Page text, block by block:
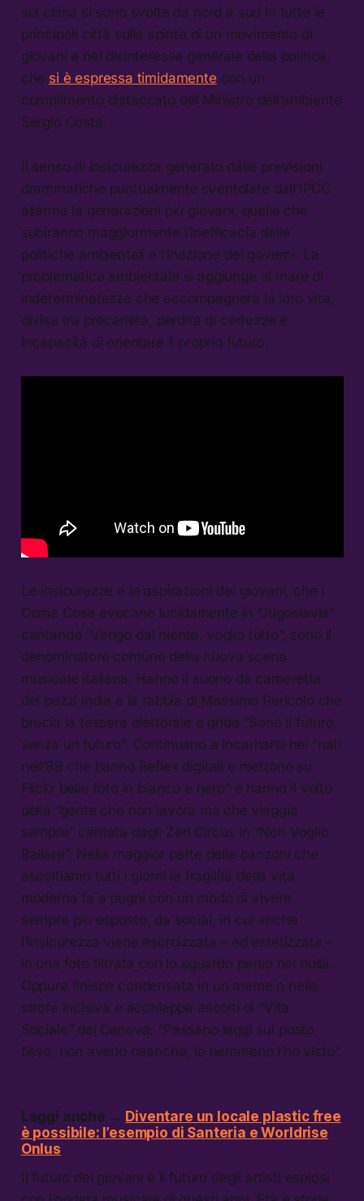
sul clima si sono svolte da nord a sud in tutte le
principali città sulla spinta di un movimento di
giovani e nel disinteresse generale della politica,
che si è espressa timidamente con un
complimento distaccato del Ministro dell’ambiente
Sergio Costa.
Il senso di insicurezza generato dalle previsioni
drammatiche puntualmente sventolate dall’IPCC
allarma le generazioni più giovani, quelle che
subiranno maggiormente l’inefficacia delle
politiche ambientali e l’inazione dei governi. La
problematica ambientale si aggiunge al mare di
indeterminatezza che accompagnerà la loro vita,
divisa tra precarietà, perdita di certezze e
incapacità di orientare il proprio futuro.
Le insicurezze e le aspirazioni dei giovani, che i
Coma Cose evocano lucidamente in “Jugoslavia”
cantando “Vengo dal niente, voglio tutto”, sono il
denominatore comune della nuova scena
musicale italiana. Hanno il suono da cameretta
dei pezzi indie e la rabbia di Massimo Pericolo che
brucia la tessera elettorale e grida “Sono il futuro,
senza un futuro”. Continuano a incarnarsi nei “nati
nell’89 che hanno Reflex digitali e mettono su
Flickr belle foto in bianco e nero” e hanno il volto
della “gente che non lavora ma che viaggia
sempre” cantata dagli Zen Circus in “Non Voglio
Ballare”. Nella maggior parte delle canzoni che
ascoltiamo tutti i giorni la fragilità della vita
moderna fa a pugni con un modo di vivere
sempre più esposto, da social, in cui anche
l’insicurezza viene esorcizzata – ed estetizzata –
in una foto filtrata con lo sguardo perso nel nulla.
Oppure finisce condensata in un meme o nella
strofa incisiva e acchiappa ascolti di “Vita
Sociale” dei Canova: “Passano leggi sul posto
fisso, non averlo neanche, io nemmeno l’ho visto”.
Leggi anche → Diventare un locale plastic free
è possibile: l’esempio di Santeria e Worldrise
Onlus
Il futuro dei giovani è il futuro degli artisti esplosi